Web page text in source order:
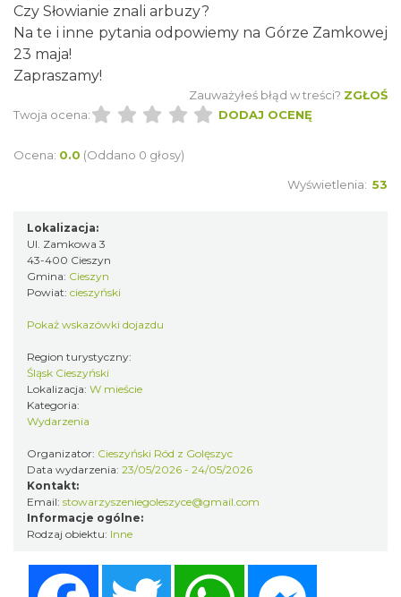
Cieszyn
2026-09-13
0.00 km
Cieszyn
0.00 km
ŚWIĘTO HERBATY 2026
Cieszyn
Czy Słowianie znali arbuzy?
Na te i inne pytania odpowiemy na Górze Zamkowej
23 maja!
Zapraszamy!
Zauważyłeś błąd w treści? ZGŁOŚ
Twoja ocena:
DODAJ OCENĘ
Ocena: 0.0 (Oddano 0 głosy)
Wyświetlenia: 53
Lokalizacja:
Ul. Zamkowa 3
43-400 Cieszyn
Gmina: Cieszyn
Powiat: cieszyński
Pokaż wskazówki dojazdu
Region turystyczny:
Śląsk Cieszyński
Lokalizacja: W mieście
Kategoria:
Wydarzenia
Organizator: Cieszyński Ród z Golęszyc
Data wydarzenia: 23/05/2026 - 24/05/2026
Kontakt:
Email: stowarzyszeniegoleszyce@gmail.com
Informacje ogólne:
Rodzaj obiektu: Inne
Twitter WhatsApp